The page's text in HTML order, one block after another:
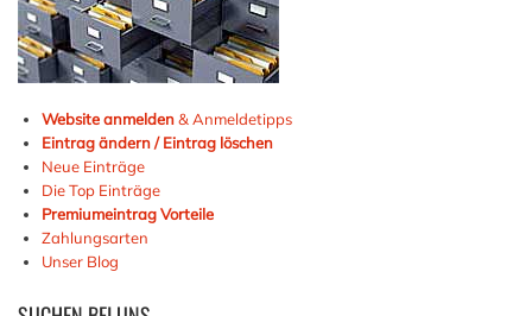
Website anmelden& Anmeldetipps
Eintrag ändern / Eintrag löschen
Neue Einträge
Die Top Einträge
Premiumeintrag Vorteile
Zahlungsarten
Unser Blog